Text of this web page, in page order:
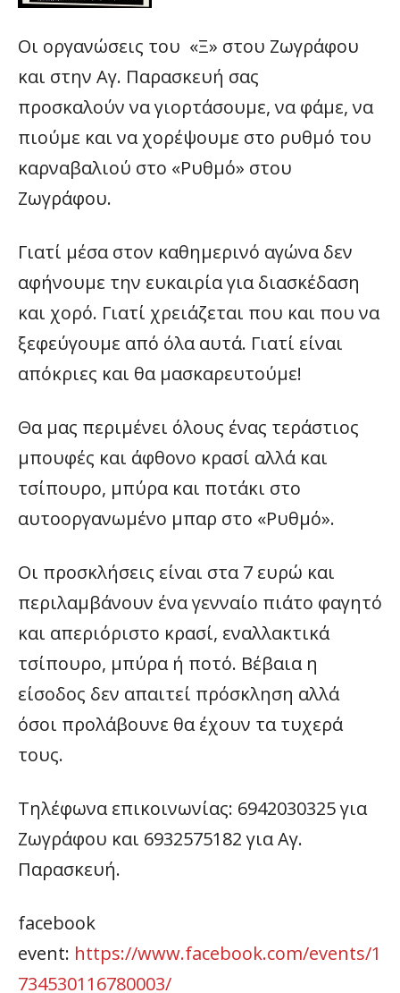
Οι οργανώσεις του «Ξ» στου Ζωγράφου
και στην Αγ. Παρασκευή σας
προσκαλούν να γιορτάσουμε, να φάμε, να
πιούμε και να χορέψουμε στο ρυθμό του
καρναβαλιού στο «Ρυθμό» στου
Ζωγράφου.
Γιατί μέσα στον καθημερινό αγώνα δεν
αφήνουμε την ευκαιρία για διασκέδαση
και χορό. Γιατί χρειάζεται που και που να
ξεφεύγουμε από όλα αυτά. Γιατί είναι
απόκριες και θα μασκαρευτούμε!
Θα μας περιμένει όλους ένας τεράστιος
μπουφές και άφθονο κρασί αλλά και
τσίπουρο, μπύρα και ποτάκι στο
αυτοοργανωμένο μπαρ στο «Ρυθμό».
Οι προσκλήσεις είναι στα 7 ευρώ και
περιλαμβάνουν ένα γενναίο πιάτο φαγητό
και απεριόριστο κρασί, εναλλακτικά
τσίπουρο, μπύρα ή ποτό. Βέβαια η
είσοδος δεν απαιτεί πρόσκληση αλλά
όσοι προλάβουνε θα έχουν τα τυχερά
τους.
Τηλέφωνα επικοινωνίας: 6942030325 για
Ζωγράφου και 6932575182 για Αγ.
Παρασκευή.
facebook
event: https://www.facebook.com/events/1
734530116780003/